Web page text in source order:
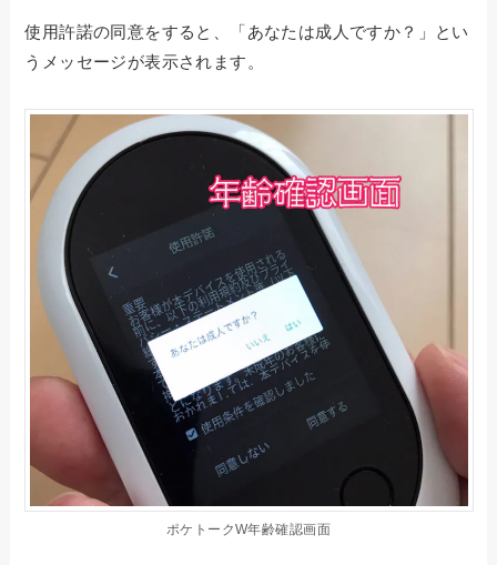
使用許諾の同意をすると、「あなたは成人ですか？」とい
うメッセージが表示されます。
ポケトークW年齢確認画面